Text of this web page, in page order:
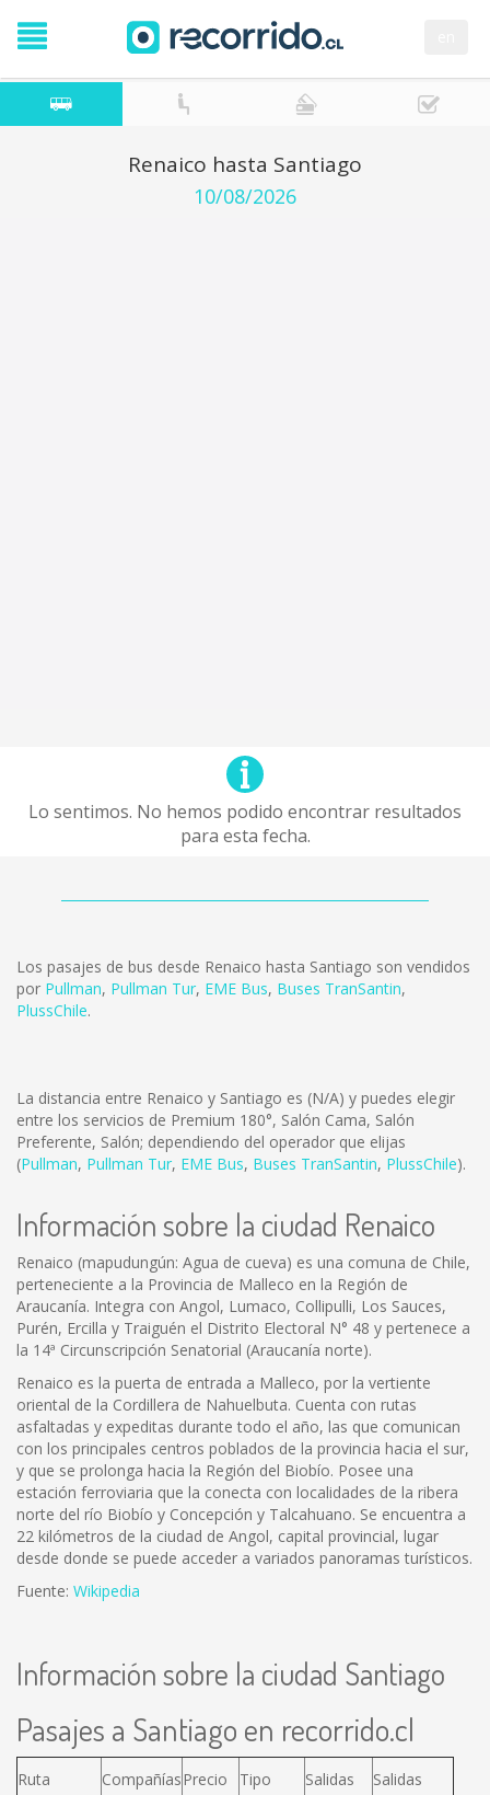
Renaico hasta Santiago
10/08/2026
Lo sentimos. No hemos podido encontrar resultados
para esta fecha.
Los pasajes de bus desde Renaico hasta Santiago son vendidos
por Pullman, Pullman Tur, EME Bus, Buses TranSantin,
PlussChile.
La distancia entre Renaico y Santiago es (N/A) y puedes elegir
entre los servicios de Premium 180°, Salón Cama, Salón
Preferente, Salón; dependiendo del operador que elijas
(Pullman, Pullman Tur, EME Bus, Buses TranSantin, PlussChile).
Información sobre la ciudad Renaico
Renaico (mapudungún: Agua de cueva) es una comuna de Chile,
perteneciente a la Provincia de Malleco en la Región de
Araucanía. Integra con Angol, Lumaco, Collipulli, Los Sauces,
Purén, Ercilla y Traiguén el Distrito Electoral N° 48 y pertenece a
la 14ª Circunscripción Senatorial (Araucanía norte).
Renaico es la puerta de entrada a Malleco, por la vertiente
oriental de la Cordillera de Nahuelbuta. Cuenta con rutas
asfaltadas y expeditas durante todo el año, las que comunican
con los principales centros poblados de la provincia hacia el sur,
y que se prolonga hacia la Región del Biobío. Posee una
estación ferroviaria que la conecta con localidades de la ribera
norte del río Biobío y Concepción y Talcahuano. Se encuentra a
22 kilómetros de la ciudad de Angol, capital provincial, lugar
desde donde se puede acceder a variados panoramas turísticos.
Fuente: Wikipedia
Información sobre la ciudad Santiago
Pasajes a Santiago en recorrido.cl
Ruta CompañíasPrecio Tipo Salidas Salidas